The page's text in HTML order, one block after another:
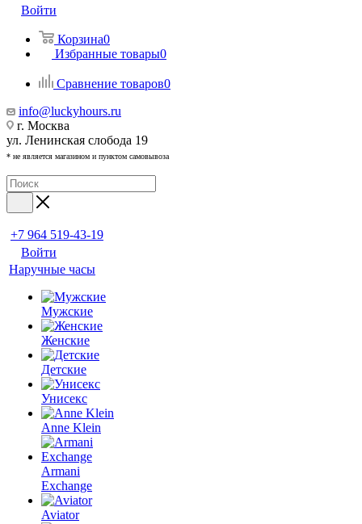
Войти
Корзина0
Избранные товары0
Сравнение товаров0
info@luckyhours.ru
г. Москва
ул. Ленинская слобода 19
* не является магазином и пунктом самовывоза
+7 964 519-43-19
Войти
Наручные часы
Мужские
Женские
Детские
Унисекс
Anne Klein
Armani
Exchange
Aviator